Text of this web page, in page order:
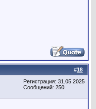
#18
Регистрация: 31.05.2025
Сообщений: 250